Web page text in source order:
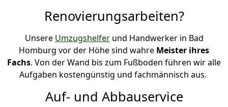
Renovierungsarbeiten?
Unsere Umzugshelferund Handwerker in Bad
Homburg vor der Höhe sind wahre Meister ihres
Fachs. Von der Wand bis zum Fußboden führen wir alle
Aufgaben kostengünstig und fachmännisch aus.
Auf- und Abbauservice